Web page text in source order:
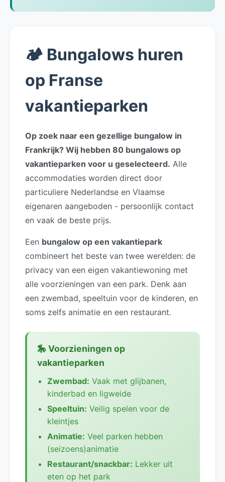
🏕️ Bungalows huren
op Franse
vakantieparken
Op zoek naar een gezellige bungalow in
Frankrijk? Wij hebben 80 bungalows op
vakantieparken voor u geselecteerd. Alle
accommodaties worden direct door
particuliere Nederlandse en Vlaamse
eigenaren aangeboden - persoonlijk contact
en vaak de beste prijs.
Een bungalow op een vakantiepark
combineert het beste van twee werelden: de
privacy van een eigen vakantiewoning met
alle voorzieningen van een park. Denk aan
een zwembad, speeltuin voor de kinderen, en
soms zelfs animatie en een restaurant.
🎠 Voorzieningen op
vakantieparken
Zwembad: Vaak met glijbanen,
kinderbad en ligweide
Speeltuin: Veilig spelen voor de
kleintjes
Animatie: Veel parken hebben
(seizoens)animatie
Restaurant/snackbar: Lekker uit
eten op het park